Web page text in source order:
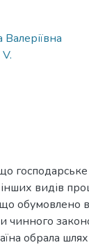
інших видів
обумовлено
чинного
обрала